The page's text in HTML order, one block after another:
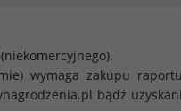
wymaga zakupu
bądź